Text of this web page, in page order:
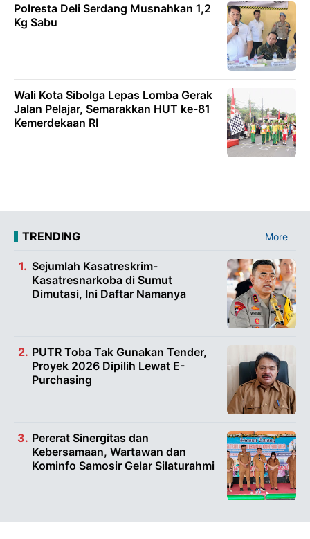
Polresta Deli Serdang Musnahkan 1,2
Kg Sabu
Wali Kota Sibolga Lepas Lomba Gerak
Jalan Pelajar, Semarakkan HUT ke-81
Kemerdekaan RI
TRENDING More
Sejumlah Kasatreskrim-
Kasatresnarkoba di Sumut
Dimutasi, Ini Daftar Namanya
PUTR Toba Tak Gunakan Tender,
Proyek 2026 Dipilih Lewat E-
Purchasing
Pererat Sinergitas dan
Kebersamaan, Wartawan dan
Kominfo Samosir Gelar Silaturahmi